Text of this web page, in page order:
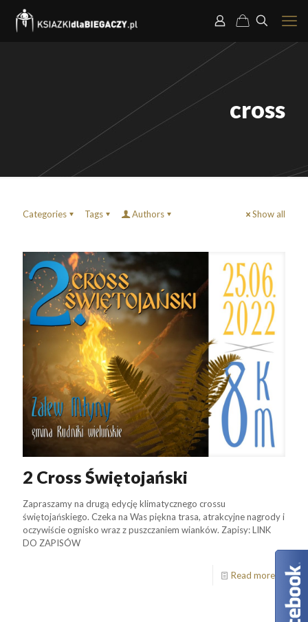
cross
Categories Tags Authors Show all
2 Cross Świętojański
Zapraszamy na drugą edycję klimatycznego crossu
świętojańskiego. Czeka na Was piękna trasa, atrakcyjne nagrody i
oczywiście ognisko wraz z puszczaniem wianków. Zapisy: LINK
DO ZAPISÓW
Read more